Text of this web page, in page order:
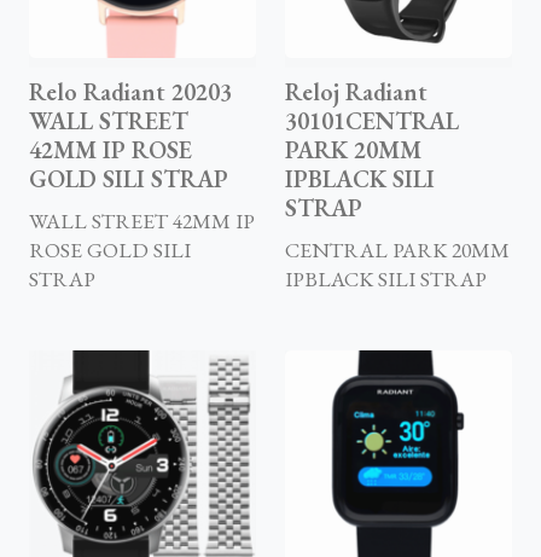
Relo Radiant 20203
WALL STREET
42MM IP ROSE
GOLD SILI STRAP
WALL STREET 42MM IP
ROSE GOLD SILI
STRAP
Reloj Radiant
30101CENTRAL
PARK 20MM
IPBLACK SILI
STRAP
CENTRAL PARK 20MM
IPBLACK SILI STRAP